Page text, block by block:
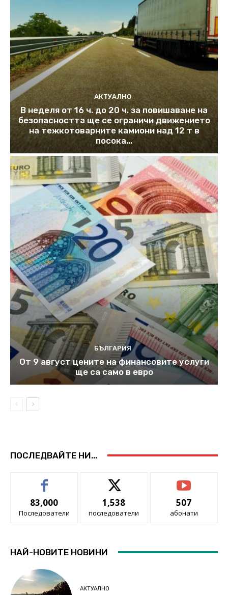
АКТУАЛНО
В неделя от 16 ч. до 20 ч. за повишаване на
безопасността ще се ограничи движението
на тежкотоварните камиони над 12 т в
посока...
БЪЛГАРИЯ
От 9 август цените на финансовите услуги
ще са само в евро
ПОСЛЕДВАЙТЕ НИ...
83,000
Последователи
1,538
последователи
507
абонати
НАЙ-НОВИТЕ НОВИНИ
АКТУАЛНО